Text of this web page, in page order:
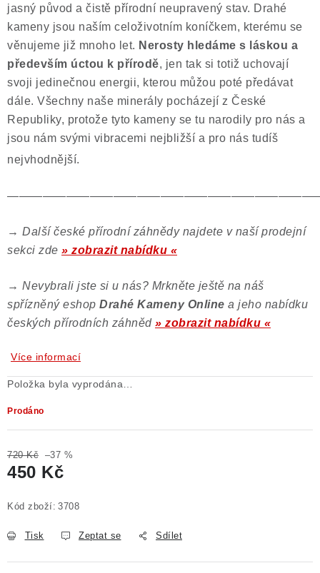
jasný původ a čistě přírodní neupravený stav. Drahé
kameny jsou naším celoživotním koníčkem, kterému se
věnujeme již mnoho let. Nerosty hledáme s láskou a
především úctou k přírodě, jen tak si totiž uchovají
svoji jedinečnou energii, kterou můžou poté předávat
dále. Všechny naše minerály pocházejí z České
Republiky, protože tyto kameny se tu narodily pro nás a
jsou nám svými vibracemi nejbližší a pro nás tudíš
nejvhodnější.
→ Další české přírodní záhnědy najdete v naší prodejní
sekci zde » zobrazit nabídku «
→ Nevybrali jste si u nás? Mrkněte ještě na náš
spřízněný eshop Drahé Kameny Online a jeho nabídku
českých přírodních záhněd » zobrazit nabídku «
Více informací
Položka byla vyprodána…
Prodáno
720 Kč –37 %
450 Kč
Kód zboží: 3708
Tisk Zeptat se Sdílet